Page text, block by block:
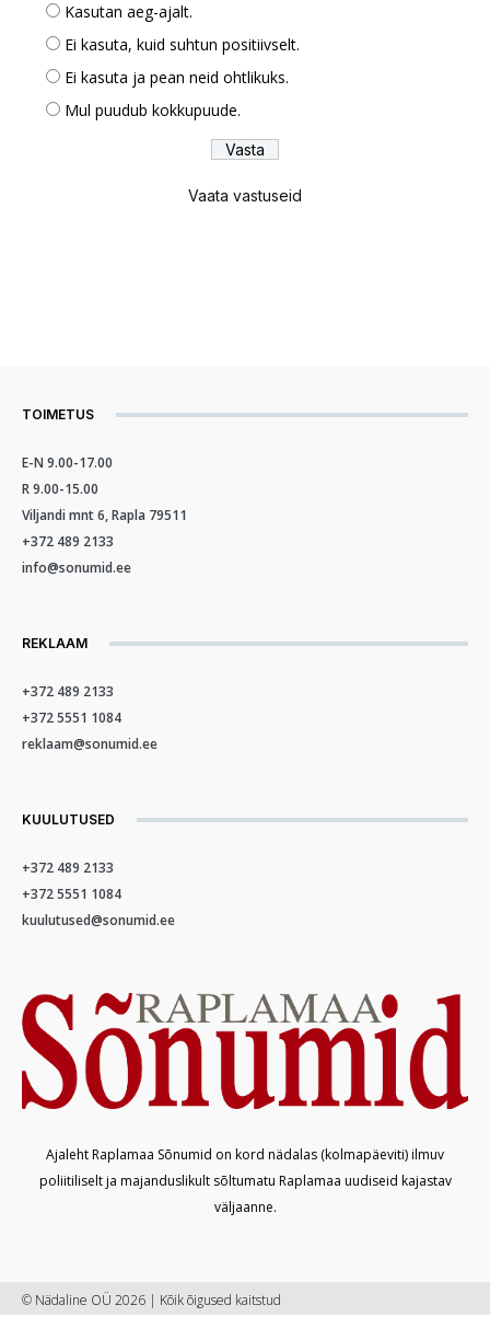
Kasutan aeg-ajalt.
Ei kasuta, kuid suhtun positiivselt.
Ei kasuta ja pean neid ohtlikuks.
Mul puudub kokkupuude.
Vaata vastuseid
TOIMETUS
E-N 9.00-17.00
R 9.00-15.00
Viljandi mnt 6, Rapla 79511
+372 489 2133
info@sonumid.ee
REKLAAM
+372 489 2133
+372 5551 1084
reklaam@sonumid.ee
KUULUTUSED
+372 489 2133
+372 5551 1084
kuulutused@sonumid.ee
Ajaleht Raplamaa Sõnumid on kord nädalas (kolmapäeviti) ilmuv
poliitiliselt ja majanduslikult sõltumatu Raplamaa uudiseid kajastav
väljaanne.
© Nädaline OÜ 2026 | Kõik õigused kaitstud